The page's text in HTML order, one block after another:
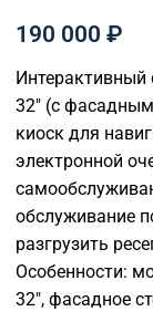
190 000 ₽
Интерактивный
32″ (с
киоск для
электронной
обслуживание
разгрузить
Особенности:
32″, фасадное